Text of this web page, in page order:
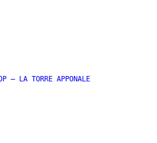
– LA TORRE APPONALE